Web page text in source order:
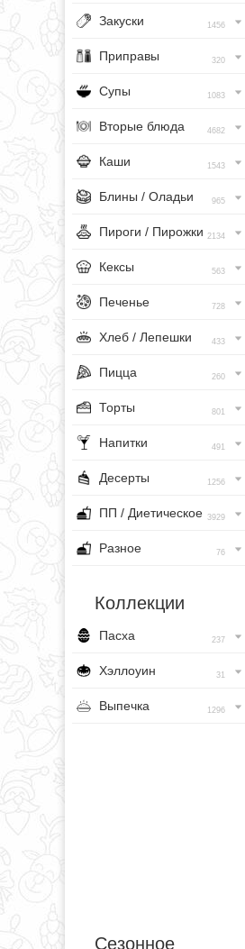
Закуски 1456
Приправы 320
Супы 1083
Вторые блюда 4682
Каши 1543
Блины / Оладьи 965
Пироги / Пирожки 2134
Кексы 563
Печенье 728
Хлеб / Лепешки 433
Пицца 260
Торты 801
Напитки 491
Десерты 1256
ПП / Диетическое 3929
Разное 76
Коллекции
Пасха 237
Хэллоуин 31
Выпечка 1296
Сезонное